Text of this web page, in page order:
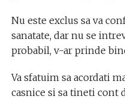
Nu este exclus sa va
sanatate, dar nu se
probabil, v-ar prinde
Va sfatuim sa acordati
casnice si sa tineti cont